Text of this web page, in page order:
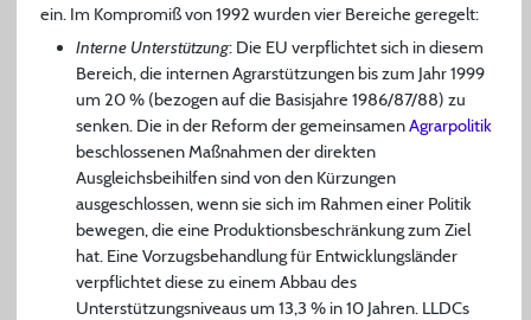
ein. Im Kompromiß von 1992 wurden vier Bereiche geregelt:
Interne Unterstützung: Die EU verpflichtet sich in diesem
Bereich, die internen Agrarstützungen bis zum Jahr 1999
um 20 % (bezogen auf die Basisjahre 1986/87/88) zu
senken. Die in der Reform der gemeinsamenAgrarpolitik
beschlossenen Maßnahmen der direkten
Ausgleichsbeihilfen sind von den Kürzungen
ausgeschlossen, wenn sie sich im Rahmen einer Politik
bewegen, die eine Produktionsbeschränkung zum Ziel
hat. Eine Vorzugsbehandlung für Entwicklungsländer
verpflichtet diese zu einem Abbau des
Unterstützungsniveaus um 13,3 % in 10 Jahren. LLDCs